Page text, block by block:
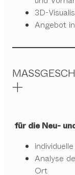
3D-
Angebot
für die Neu-
Analyse
Ort